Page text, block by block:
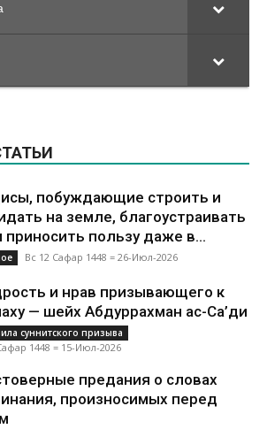
побуждающие строить и
на земле, благоустраивать
приносить пользу даже в...
Вс 12 Сафар 1448 = 26-Июл-2026
и нрав призывающего к
— шейх Абдуррахман ас-Са’ди
суннитского призыва
1448 = 15-Июл-2026
предания о словах
произносимых перед